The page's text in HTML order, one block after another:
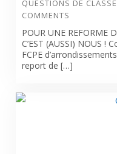
QUESTIONS DE
COMMENTS
POUR UNE REFORME
C’EST (AUSSI) NOUS !
FCPE
report de […]